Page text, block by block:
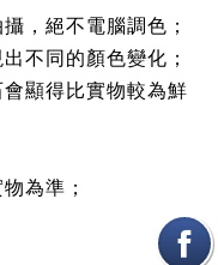
，絕不電腦調色；
不同的顏色變化；
顯得比實物較為鮮
為準；